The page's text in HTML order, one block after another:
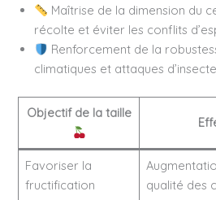
Maîtrise de la dimension du
récolte et éviter les conflits
Renforcement de la
climatiques et attaques
Objectif de la taille
Favoriser la
fructification
qualité des